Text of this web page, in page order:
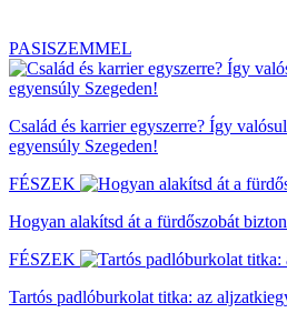
PASISZEMMEL
Család és karrier egyszerre? Így
egyensúly Szegeden!
FÉSZEK
Hogyan alakítsd át a fürdőszobát
FÉSZEK
Tartós padlóburkolat titka: az